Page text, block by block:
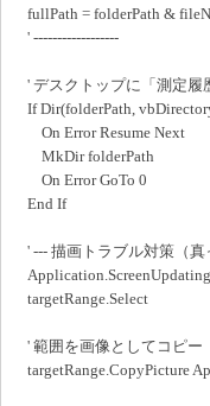
fullPath = folderPath &
' ------------------
' デスクトップに「測定履
If Dir(folderPath,
On Error Resume Next
MkDir folderPath
On Error GoTo 0
End If
' --- 描画トラブル対策（真
targetRange.Select
' 範囲を画像としてコピー
targetRange.CopyPicture